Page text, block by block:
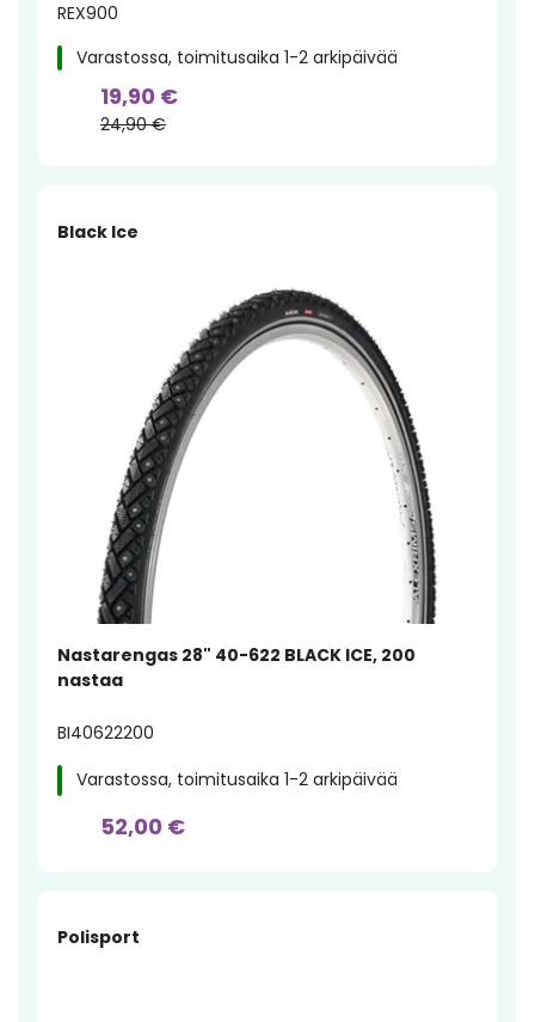
REX900
Varastossa, toimitusaika 1-2 arkipäivää
19,90 €
24,90 €
Black Ice
Nastarengas 28" 40-622 BLACK ICE, 200
nastaa
BI40622200
Varastossa, toimitusaika 1-2 arkipäivää
52,00 €
Polisport